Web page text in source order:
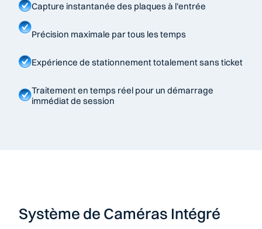
Capture instantanée des plaques à l’entrée
Précision maximale par tous les temps
Expérience de stationnement totalement sans ticket
Traitement en temps réel pour un démarrage
immédiat de session
Système de Caméras Intégré